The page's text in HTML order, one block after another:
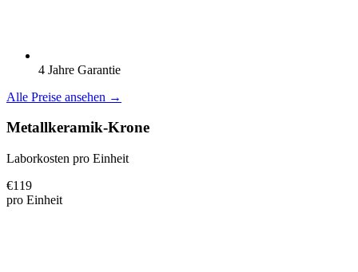
4 Jahre Garantie
Alle Preise ansehen →
Metallkeramik-Krone
Laborkosten pro Einheit
€119
pro Einheit